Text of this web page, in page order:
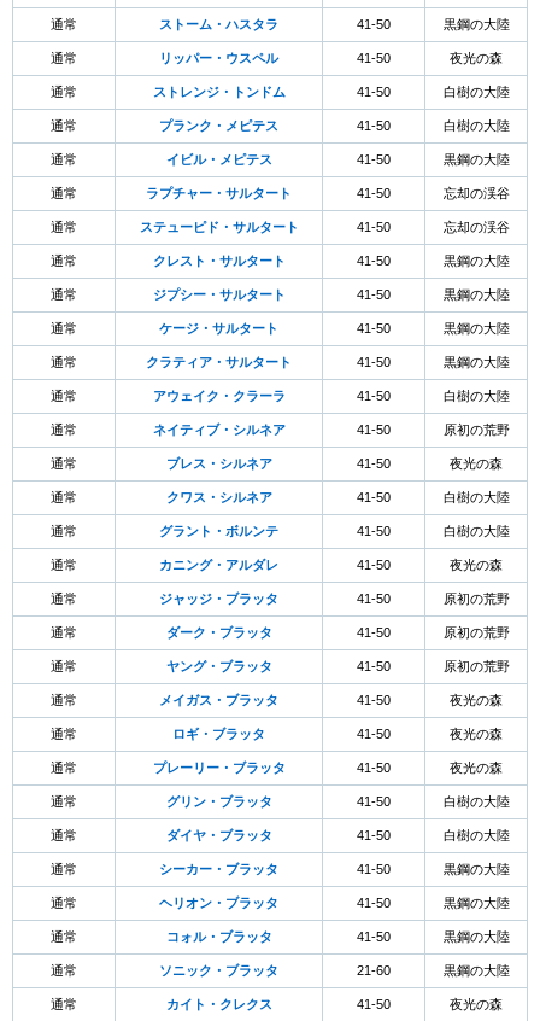
通常 ストーム・ハスタラ 41-50 黒鋼の大陸
通常 リッパー・ウスペル 41-50 夜光の森
通常 ストレンジ・トンドム 41-50 白樹の大陸
通常 プランク・メピテス 41-50 白樹の大陸
通常 イビル・メピテス 41-50 黒鋼の大陸
通常 ラプチャー・サルタート 41-50 忘却の渓谷
通常 ステューピド・サルタート 41-50 忘却の渓谷
通常 クレスト・サルタート 41-50 黒鋼の大陸
通常 ジプシー・サルタート 41-50 黒鋼の大陸
通常 ケージ・サルタート 41-50 黒鋼の大陸
通常 クラティア・サルタート 41-50 黒鋼の大陸
通常 アウェイク・クラーラ 41-50 白樹の大陸
通常 ネイティブ・シルネア 41-50 原初の荒野
通常 ブレス・シルネア 41-50 夜光の森
通常 クワス・シルネア 41-50 白樹の大陸
通常 グラント・ボルンテ 41-50 白樹の大陸
通常 カニング・アルダレ 41-50 夜光の森
通常 ジャッジ・ブラッタ 41-50 原初の荒野
通常 ダーク・ブラッタ 41-50 原初の荒野
通常 ヤング・ブラッタ 41-50 原初の荒野
通常 メイガス・ブラッタ 41-50 夜光の森
通常 ロギ・ブラッタ 41-50 夜光の森
通常 プレーリー・ブラッタ 41-50 夜光の森
通常 グリン・ブラッタ 41-50 白樹の大陸
通常 ダイヤ・ブラッタ 41-50 白樹の大陸
通常 シーカー・ブラッタ 41-50 黒鋼の大陸
通常 ヘリオン・ブラッタ 41-50 黒鋼の大陸
通常 コォル・ブラッタ 41-50 黒鋼の大陸
通常 ソニック・ブラッタ 21-60 黒鋼の大陸
通常 カイト・クレクス 41-50 夜光の森